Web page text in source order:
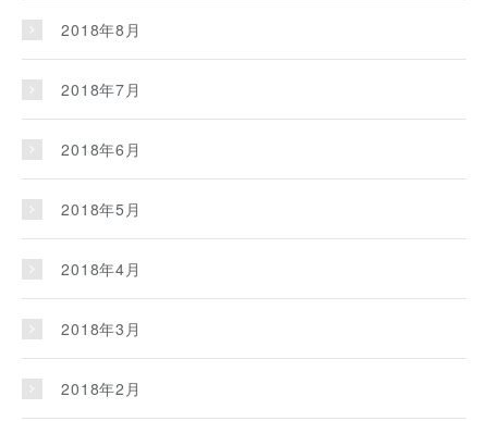
2018年8月
2018年7月
2018年6月
2018年5月
2018年4月
2018年3月
2018年2月